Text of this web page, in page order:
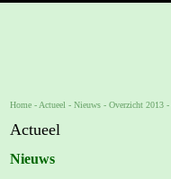
Home- Actueel - Nieuws- Overzicht 2013-
Actueel
Nieuws